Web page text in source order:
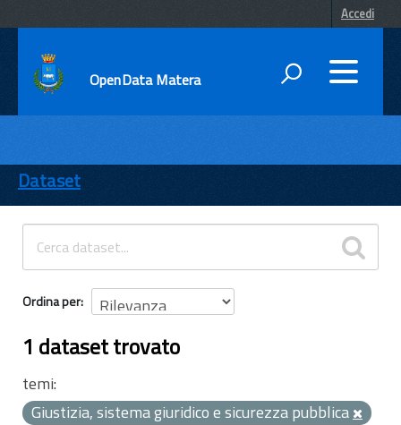
Accedi
OpenData Matera
ENTI
TEMI
INFORMAZIONI
Dataset
Ordina per
1 dataset trovato
temi:
Giustizia, sistema giuridico e sicurezza pubblica